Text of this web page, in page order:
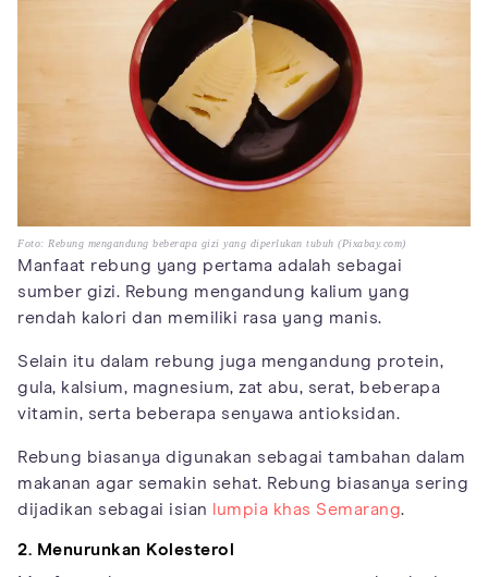
Foto: Rebung mengandung beberapa gizi yang diperlukan tubuh (Pixabay.com)
Manfaat rebung yang pertama adalah sebagai
sumber gizi. Rebung mengandung kalium yang
rendah kalori dan memiliki rasa yang manis.
Selain itu dalam rebung juga mengandung protein,
gula, kalsium, magnesium, zat abu, serat, beberapa
vitamin, serta beberapa senyawa antioksidan.
Rebung biasanya digunakan sebagai tambahan dalam
makanan agar semakin sehat. Rebung biasanya sering
dijadikan sebagai isian lumpia khas Semarang.
2. Menurunkan Kolesterol